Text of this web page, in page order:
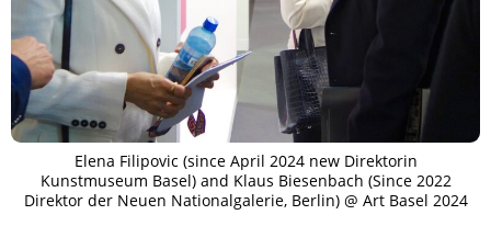
Elena Filipovic (since April 2024 new Direktorin
Kunstmuseum Basel) and Klaus Biesenbach (Since 2022
Direktor der Neuen Nationalgalerie, Berlin) @ Art Basel 2024